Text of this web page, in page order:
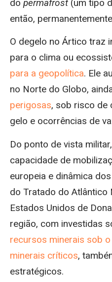
do permafrost (um tipo
então,
O degelo no Ártico traz
para o clima ou
para a geopolítica. Ele
no Norte do Globo,
perigosas, sob risco de
gelo e ocorrências de
Do ponto de vista
capacidade de
europeia e dinâmica
do Tratado do Atlântico
Estados Unidos de
região, com investidas
recursos minerais sob
minerais críticos,
estratégicos.